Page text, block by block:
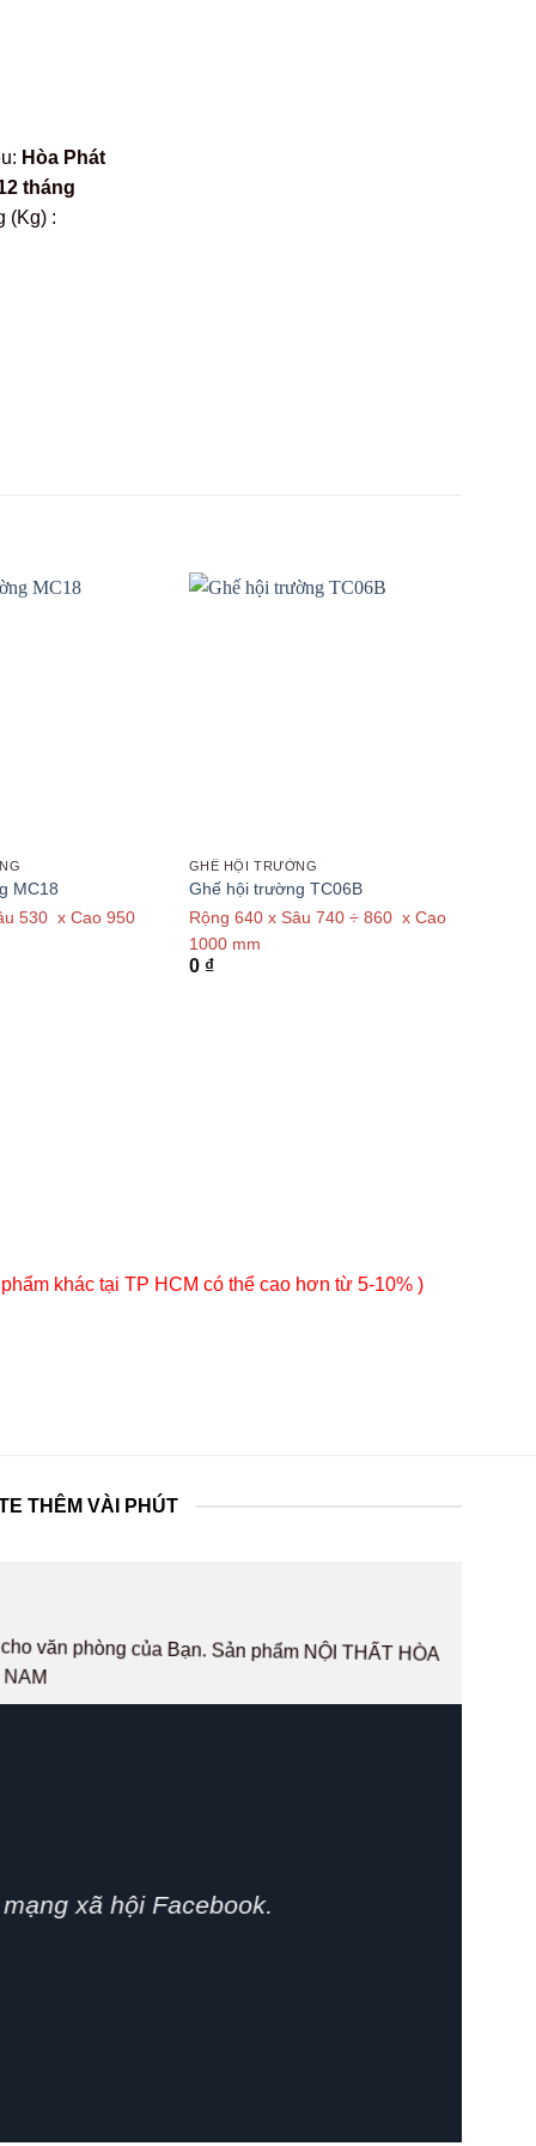
Hòa Phát
tháng
(Kg) :
MC18
530 x Cao 950
GHẾ HỘI TRƯỜNG
Ghế hội trường TC06B
Rộng 640 x Sâu 740 ÷ 860 x Cao
1000 mm
0 ₫
khác tại TP HCM có thể cao hơn từ 5-10% )
THÊM VÀI PHÚT
văn phòng của Bạn. Sản phẩm NỘI THẤT HÒA
huy.